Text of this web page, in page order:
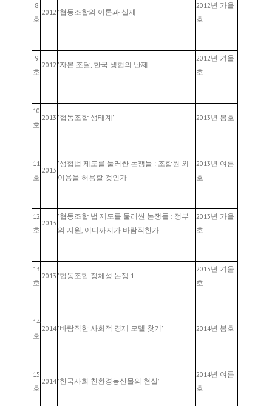
8
호
2012 '협동조합의 이론과 실제'
2012년 가을
호
9
호
2012 '자본 조달, 한국 생협의 난제'
2012년 겨울
호
10
호
2013 '협동조합 생태계' 2013년 봄호
11
호
2013
'생협법 제도를 둘러싼 논쟁들 : 조합원 외
이용을 허용할 것인가'
2013년 여름
호
12
호
2013
'협동조합 법 제도를 둘러싼 논쟁들 : 정부
의 지원, 어디까지가 바람직한가'
2013년 가을
호
13
호
2013 '협동조합 정체성 논쟁 1'
2013년 겨울
호
14
호
2014 '바람직한 사회적 경제 모델 찾기' 2014년 봄호
15
호
2014 '한국사회 친환경농산물의 현실'
2014년 여름
호